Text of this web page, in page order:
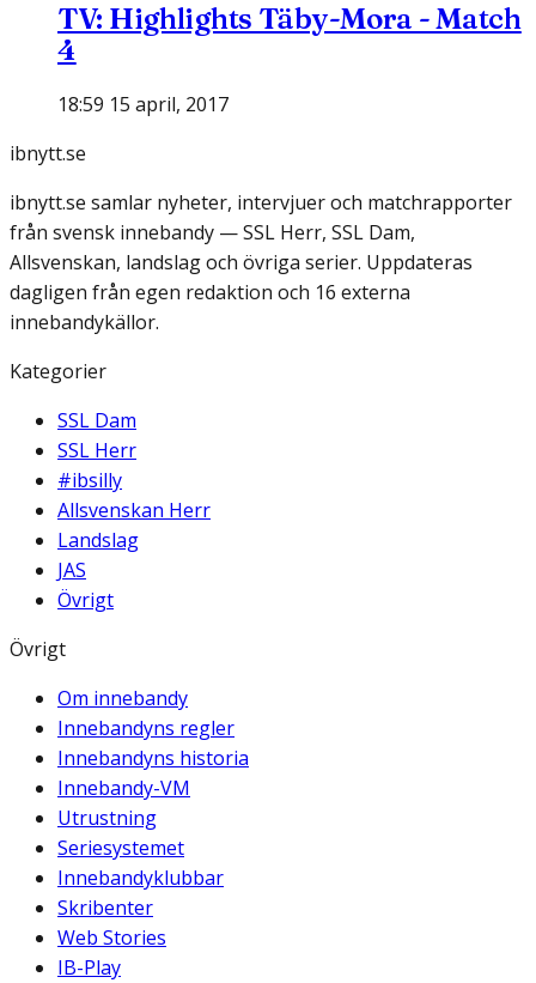
TV: Highlights Täby-Mora - Match
4
18:59 15 april, 2017
ibnytt.se
ibnytt.se samlar nyheter, intervjuer och matchrapporter
från svensk innebandy — SSL Herr, SSL Dam,
Allsvenskan, landslag och övriga serier. Uppdateras
dagligen från egen redaktion och 16 externa
innebandykällor.
Kategorier
SSL Dam
SSL Herr
#ibsilly
Allsvenskan Herr
Landslag
JAS
Övrigt
Övrigt
Om innebandy
Innebandyns regler
Innebandyns historia
Innebandy-VM
Utrustning
Seriesystemet
Innebandyklubbar
Skribenter
Web Stories
IB-Play